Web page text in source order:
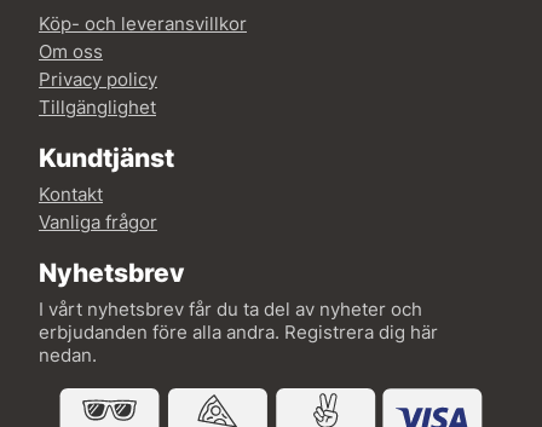
Köp- och leveransvillkor
Om oss
Privacy policy
Tillgänglighet
Kundtjänst
Kontakt
Vanliga frågor
Nyhetsbrev
I vårt nyhetsbrev får du ta del av nyheter och
erbjudanden före alla andra. Registrera dig här
nedan.